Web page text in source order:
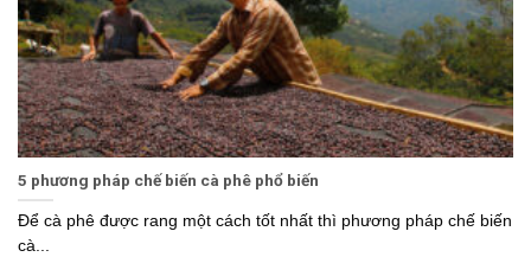
5 phương pháp chế biến cà phê phổ biến
Để cà phê được rang một cách tốt nhất thì phương pháp chế biến
cà...